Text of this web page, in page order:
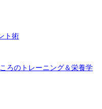
ト術
ろのトレーニング＆栄養学